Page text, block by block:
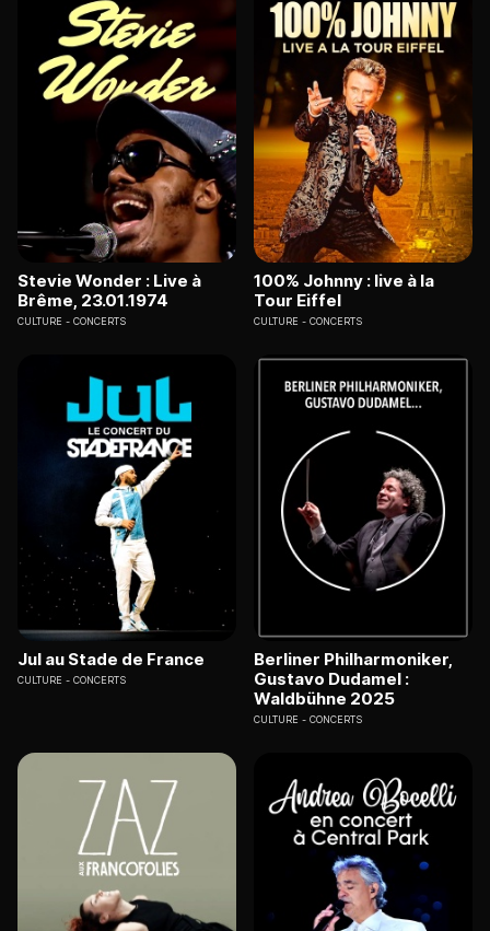
Stevie Wonder : Live à
Brême, 23.01.1974
CULTURE CONCERTS
100% Johnny : live à la
Tour Eiffel
CULTURE CONCERTS
Jul au Stade de France
CULTURE CONCERTS
Berliner Philharmoniker,
Gustavo Dudamel :
Waldbühne 2025
CULTURE CONCERTS